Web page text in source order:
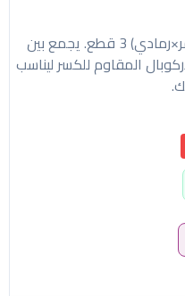
طقم سكرية لومينارك ستوني (أحمر×رمادي) 3 قطع. يجمع بين
المقاوم للكسر ليناسب